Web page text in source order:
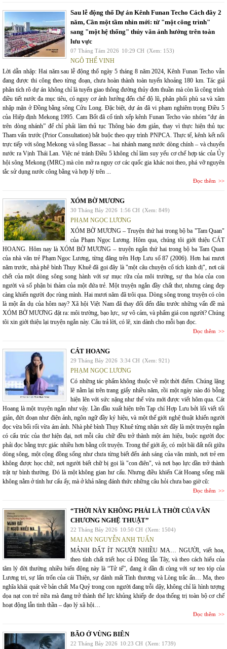
Sau lễ động thổ Dự án Kênh Funan Techo Cách đây 2
năm, Cần một tầm nhìn mới: từ "một công trình"
sang "một hệ thống" thủy văn ảnh hưởng trên toàn
lưu vực
07 Tháng Tám 2026 10:29 CH (Xem: 153)
NGÔ THẾ VINH
Lời dẫn nhập: Hai năm sau lễ động thổ ngày 5 tháng 8 năm 2024, Kênh Funan Techo vẫn
đang được thi công theo từng đoạn, chưa hoàn thành toàn tuyến khoảng 180 km. Tác giả
phân tích rõ dự án không chỉ là tuyến giao thông đường thủy đơn thuần mà còn là công trình
điều tiết nước đa mục tiêu, có nguy cơ ảnh hưởng đến chế độ lũ, phân phối phù sa và xâm
nhập mặn ở Đồng bằng sông Cửu Long. Đặc biệt, dự án đã vi phạm nghiêm trọng Điều 5
của Hiệp định Mekong 1995. Cam Bốt đã cố tình xếp kênh Funan Techo vào nhóm “dự án
trên dòng nhánh” để chỉ phải làm thủ tục Thông báo đơn giản, thay vì thực hiện thủ tục
Tham vấn trước (Prior Consultation) bắt buộc theo quy trình PNPCA. Thực tế, kênh kết nối
trực tiếp với sông Mekong và sông Bassac – hai nhánh mang nước dòng chính – và chuyển
nước ra Vịnh Thái Lan. Việc né tránh Điều 5 không chỉ làm suy yếu cơ chế hợp tác của Ủy
hội sông Mekong (MRC) mà còn mở ra nguy cơ các quốc gia khác noi theo, phá vỡ nguyên
tắc sử dụng nước công bằng và hợp lý trên ...
Đọc thêm
XÓM BỜ MƯƠNG
30 Tháng Bảy 2026 1:56 CH (Xem: 849)
PHẠM NGỌC LƯƠNG
XÓM BỜ MƯƠNG – Truyện thứ hai trong bộ ba "Tam Quan"
của Phạm Ngọc Lương. Hôm qua, chúng tôi giới thiệu CÁT
HOANG. Hôm nay là XÓM BỜ MƯƠNG – truyện ngắn thứ hai trong bộ ba Tam Quan
của nhà văn trẻ Phạm Ngọc Lương, từng đăng trên Hợp Lưu số 87 (2006). Hơn hai mươi
năm trước, nhà phê bình Thụy Khuê đã gọi đây là "một câu chuyện cổ tích kinh dị", nơi cái
chết của một dòng sông song hành với sự mục rữa của môi trường, sự tha hóa của con
người và số phận bi thảm của một đứa trẻ. Một truyện ngắn đầy chất thơ, nhưng càng đẹp
càng khiến người đọc rùng mình. Hai mươi năm đã trôi qua. Dòng sông trong truyện có còn
là một ẩn dụ của hôm nay? Xã hội Việt Nam đã thay đổi đến đâu trước những vấn đề mà
XÓM BỜ MƯƠNG đặt ra: môi trường, bạo lực, sự vô cảm, và phẩm giá con người? Chúng
tôi xin giới thiệu lại truyện ngắn này. Câu trả lời, có lẽ, xin dành cho mỗi bạn đọc.
Đọc thêm
CÁT HOANG
29 Tháng Bảy 2026 3:34 CH (Xem: 921)
PHẠM NGỌC LƯƠNG
Có những tác phẩm không thuộc về một thời điểm. Chúng lặng
lẽ nằm lại trên trang giấy nhiều năm, rồi một ngày nào đó bỗng
hiện lên với sức nặng như thể vừa mới được viết hôm qua. Cát
Hoang là một truyện ngắn như vậy. Lần đầu xuất hiện trên Tạp chí Hợp Lưu bởi lối viết tối
giản, đứt đoạn như điện ảnh, ngôn ngữ đầy ký hiệu, và một thế giới nghệ thuật khiến người
đọc vừa bối rối vừa ám ảnh. Nhà phê bình Thụy Khuê từng nhận xét đây là một truyện ngắn
có cấu trúc của thơ hiện đại, nơi mỗi câu chữ đều trở thành một ám hiệu, buộc người đọc
phải đọc bằng trực giác nhiều hơn bằng cốt truyện. Trong thế giới ấy, có một bãi đất nổi giữa
dòng sông, một cộng đồng sống như chưa từng biết đến ánh sáng của văn minh, nơi trẻ em
không được học chữ, nơi người biết chữ bị gọi là "con điên", và nơi bạo lực dần trở thành
trật tự bình thường. Đó là một không gian hư cấu. Nhưng điều khiến Cát Hoang sống mãi
không nằm ở tính hư cấu ấy, mà ở khả năng đánh thức những câu hỏi chưa bao giờ cũ:
Đọc thêm
“THỜI NÀY KHÔNG PHẢI LÀ THỜI CỦA VĂN
CHƯƠNG NGHỆ THUẬT”
22 Tháng Bảy 2026 10:50 CH (Xem: 1504)
MAI AN NGUYỄN ANH TUẤN
MẢNH ĐẤT ÍT NGƯỜI NHIỀU MA… NGƯỜI, viết hoa,
theo tính chất triết học cả Đông lẫn Tây, và theo cách hiểu của
tâm lý đời thường nhiều biến động này là “Tử tế”, đang ít dần đi cùng với sự teo tóp của
Lương tri, sự lẩn trốn của cái Thiện, sự đánh mất Tình thương và Lòng trắc ẩn… Ma, theo
nghĩa khái quát về bản chất Ma Quỷ trong con người đang trỗi dậy, không chỉ là hình tượng
dọa nạt con trẻ nữa mà đang trở thành thế lực khủng khiếp đe dọa thống trị toàn bộ cơ chế
hoạt động lẫn tinh thần – đạo lý xã hội…
Đọc thêm
BÃO Ở VÙNG BIÊN
22 Tháng Bảy 2026 10:23 CH (Xem: 1739)